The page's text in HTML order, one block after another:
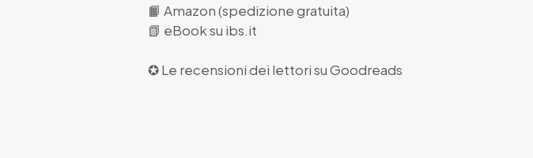
📙 Amazon (spedizione gratuita)
📗 eBook su ibs.it
✪ Le recensioni dei lettori suGoodreads